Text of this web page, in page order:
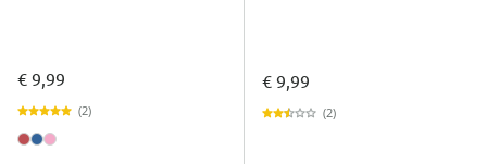
€ 9,99
(2)
€ 9,99
(2)